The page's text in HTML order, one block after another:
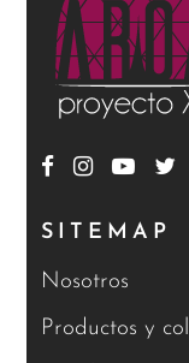
SITEMAP
Nosotros
Productos y